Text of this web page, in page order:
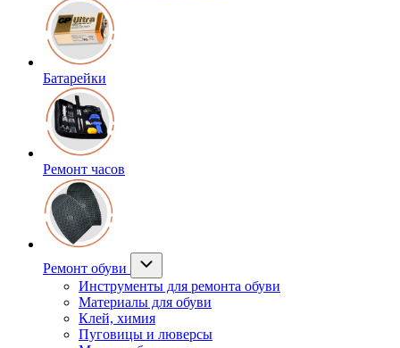
Батарейки
Ремонт часов
Ремонт обуви
Инструменты для ремонта обуви
Материалы для обуви
Клей, химия
Пуговицы и люверсы